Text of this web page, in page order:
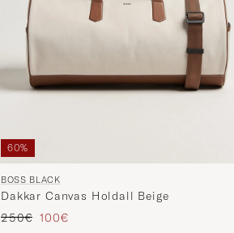
60%
BOSS BLACK
Dakkar Canvas Holdall Beige
Reguliere prijs
250€ Verlaagd prijs
100€